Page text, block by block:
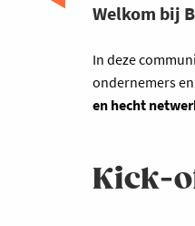
Welkom bij
In deze
ondernemers
en hecht
Kick-